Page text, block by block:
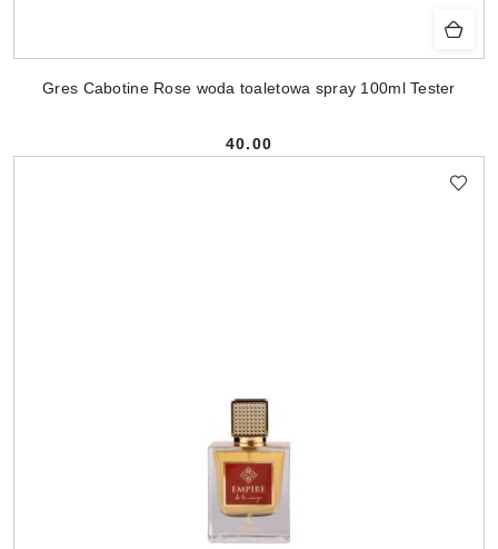
Gres Cabotine Rose woda toaletowa spray 100ml Tester
Cena:
40.00